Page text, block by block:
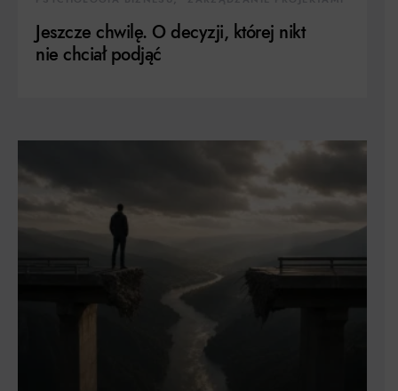
Jeszcze chwilę. O decyzji, której nikt
nie chciał podjąć